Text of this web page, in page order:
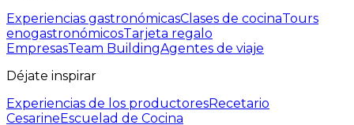
Experiencias gastronómicasClases de cocinaTours
enogastronómicosTarjeta regalo
EmpresasTeam BuildingAgentes de viaje
Déjate inspirar
Experiencias de los productoresRecetario
CesarineEscuelad de Cocina